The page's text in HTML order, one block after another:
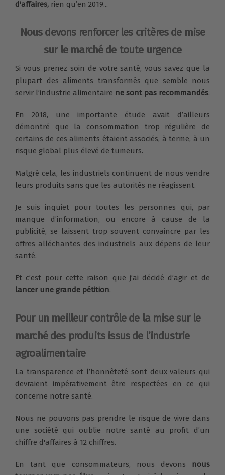
d'affaires, rien qu’en 2019...
Nous devons renforcer les critères de mise
sur le marché de toute urgence
Si vous prenez soin de votre santé, vous savez que la
plupart des aliments transformés que semble nous
servir l’industrie alimentaire ne sont pas recommandés.
En 2018, une importante étude avait d’ailleurs
démontré que la consommation trop régulière de
certains de ces aliments étaient associés, à terme, à un
risque global plus élevé de tumeurs.
Malgré cela, les industriels continuent de nous vendre
leurs produits sans que les autorités ne réagissent.
Je suis inquiet pour toutes les personnes qui, par
manque d’information, ou encore à cause de la
publicité, se laissent trop souvent convaincre par les
offres alléchantes des industriels aux dépens de leur
santé.
Et c’est pour cette raison que j’ai décidé d’agir et de
lancer une grande pétition.
Pour un meilleur contrôle de la mise sur le
marché des produits issus de l’industrie
agroalimentaire
La transparence et l’honnêteté sont deux valeurs qui
devraient impérativement être respectées en ce qui
concerne notre santé.
Nous ne pouvons pas prendre le risque de vivre dans
une société qui oublie notre santé au profit d’un
chiffre d'affaires à 12 chiffres.
En tant que consommateurs, nous devons nous